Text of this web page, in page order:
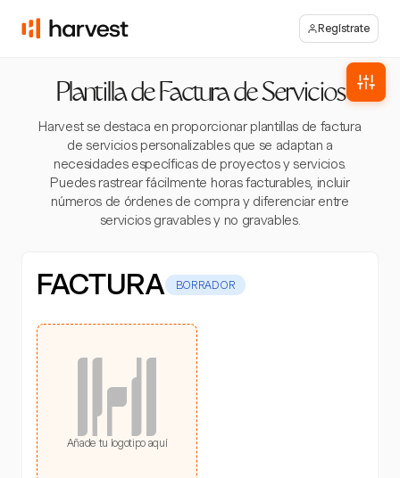
Regístrate
Plantilla de Factura de Servicios
Harvest se destaca en proporcionar plantillas de factura
de servicios personalizables que se adaptan a
necesidades específicas de proyectos y servicios.
Puedes rastrear fácilmente horas facturables, incluir
números de órdenes de compra y diferenciar entre
servicios gravables y no gravables.
FACTURA BORRADOR
Añade tu logotipo aquí